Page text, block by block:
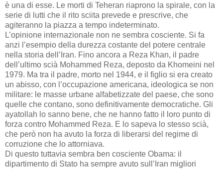
è una di esse. Le morti di Teheran riaprono la spirale, con la
serie di lutti che il rito sciita prevede e prescrive, che
agiteranno la piazza a tempo indeterminato.
L’opinione internazionale non ne sembra cosciente. Si fa
anzi l’esempio della durezza costante del potere centrale
nella storia dell’Iran. Fino ancora a Reza Khan, il padre
dell’ultimo scià Mohammed Reza, deposto da Khomeini nel
1979. Ma tra il padre, morto nel 1944, e il figlio si era creato
un abisso, con l’occupazione americana, ideologica se non
militare: le masse urbane alfabetizzate del paese, che sono
quelle che contano, sono definitivamente democratiche. Gli
ayatollah lo sanno bene, che ne hanno fatto il loro punto di
forza contro Mohammed Reza. E lo sapeva lo stesso scià,
che però non ha avuto la forza di liberarsi del regime di
corruzione che lo attorniava.
Di questo tuttavia sembra ben cosciente Obama: il
dipartimento di Stato ha sempre avuto sull’Iran migliori